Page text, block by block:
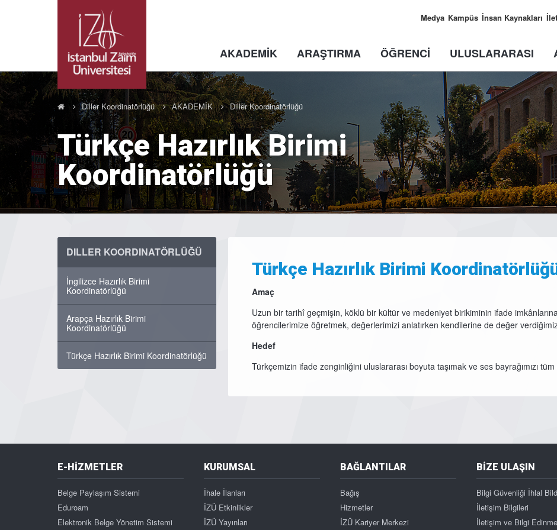
Medya Kampüs İnsan Kaynakları
AKADEMİK ARAŞTIRMA ÖĞRENCİ ULUSLARARASI
Diller Koordinatörlüğü AKADEMİK Diller Koordinatörlüğü
Türkçe Hazırlık Birimi
Koordinatörlüğü
DILLER KOORDINATÖRLÜĞÜ
İngilizce Hazırlık Birimi
Koordinatörlüğü
Arapça Hazırlık Birimi
Koordinatörlüğü
Türkçe Hazırlık Birimi Koordinatörlüğü
Türkçe Hazırlık Birimi
Amaç
Uzun bir tarihî geçmişin, köklü bir kültür ve medeniyet birikiminin ifade
öğrencilerimize öğretmek, değerlerimizi anlatırken kendilerine de değer
Hedef
Türkçemizin ifade zenginliğini uluslararası boyuta taşımak ve ses bayrağımızı
E-HİZMETLER
Belge Paylaşım Sistemi
Eduroam
Elektronik Belge Yönetim Sistemi
KURUMSAL
İhale İlanları
İZÜ Etkinlikler
İZÜ Yayınları
BAĞLANTILAR
Bağış
Hizmetler
İZÜ Kariyer Merkezi
BİZE ULAŞIN
Bilgi Güvenliği İhlal
İletişim Bilgileri
İletişim ve Bilgi